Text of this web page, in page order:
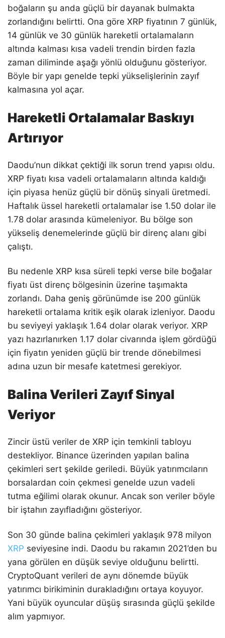
boğaların şu anda güçlü bir dayanak bulmakta
zorlandığını belirtti. Ona göre XRP fiyatının 7 günlük,
14 günlük ve 30 günlük hareketli ortalamaların
altında kalması kısa vadeli trendin birden fazla
zaman diliminde aşağı yönlü olduğunu gösteriyor.
Böyle bir yapı genelde tepki yükselişlerinin zayıf
kalmasına yol açar.
Hareketli Ortalamalar Baskıyı
Artırıyor
Daodu’nun dikkat çektiği ilk sorun trend yapısı oldu.
XRP fiyatı kısa vadeli ortalamaların altında kaldığı
için piyasa henüz güçlü bir dönüş sinyali üretmedi.
Haftalık üssel hareketli ortalamalar ise 1.50 dolar ile
1.78 dolar arasında kümeleniyor. Bu bölge son
yükseliş denemelerinde güçlü bir direnç alanı gibi
çalıştı.
Bu nedenle XRP kısa süreli tepki verse bile boğalar
fiyatı üst direnç bölgesinin üzerine taşımakta
zorlandı. Daha geniş görünümde ise 200 günlük
hareketli ortalama kritik eşik olarak izleniyor. Daodu
bu seviyeyi yaklaşık 1.64 dolar olarak veriyor. XRP
yazı hazırlanırken 1.17 dolar civarında işlem gördüğü
için fiyatın yeniden güçlü bir trende dönebilmesi
adına uzun bir mesafe katetmesi gerekiyor.
Balina Verileri Zayıf Sinyal
Veriyor
Zincir üstü veriler de XRP için temkinli tabloyu
destekliyor. Binance üzerinden yapılan balina
çekimleri sert şekilde geriledi. Büyük yatırımcıların
borsalardan coin çekmesi genelde uzun vadeli
tutma eğilimi olarak okunur. Ancak son veriler böyle
bir iştahın zayıfladığını gösteriyor.
Son 30 günde balina çekimleri yaklaşık 978 milyon
XRP seviyesine indi. Daodu bu rakamın 2021’den bu
yana görülen en düşük seviye olduğunu belirtti.
CryptoQuant verileri de aynı dönemde büyük
yatırımcı birikiminin durakladığını ortaya koyuyor.
Yani büyük oyuncular düşüş sırasında güçlü şekilde
alım yapmıyor.